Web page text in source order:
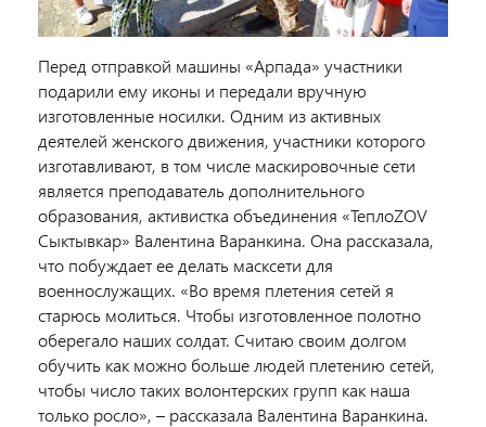
Перед отправкой машины «Арпада» участники
подарили ему иконы и передали вручную
изготовленные носилки. Одним из активных
деятелей женского движения, участники которого
изготавливают, в том числе маскировочные сети
является преподаватель дополнительного
образования, активистка объединения «ТеплоZOV
Сыктывкар» Валентина Варанкина. Она рассказала,
что побуждает ее делать масксети для
военнослужащих. «Во время плетения сетей я
старюсь молиться. Чтобы изготовленное полотно
оберегало наших солдат. Считаю своим долгом
обучить как можно больше людей плетению сетей,
чтобы число таких волонтерских групп как наша
только росло», – рассказала Валентина Варанкина.